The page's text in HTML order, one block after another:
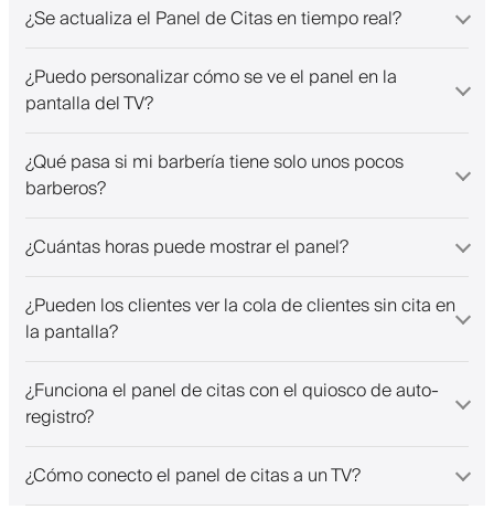
¿Se actualiza el Panel de Citas en tiempo real?
¿Puedo personalizar cómo se ve el panel en la
pantalla del TV?
¿Qué pasa si mi barbería tiene solo unos pocos
barberos?
¿Cuántas horas puede mostrar el panel?
¿Pueden los clientes ver la cola de clientes sin cita en
la pantalla?
¿Funciona el panel de citas con el quiosco de auto-
registro?
¿Cómo conecto el panel de citas a un TV?